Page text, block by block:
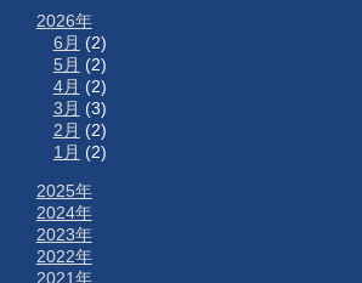
2026年
6月 (2)
5月 (2)
4月 (2)
3月 (3)
2月 (2)
1月 (2)
2025年
2024年
2023年
2022年
2021年